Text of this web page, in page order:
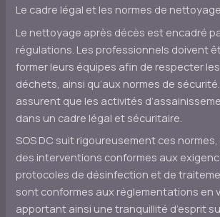
Le cadre légal et les normes de nettoyage
Le nettoyage après décès est encadré
régulations. Les professionnels doivent
former leurs équipes afin de respecter
déchets, ainsi qu’aux normes de
assurent que les activités
dans un cadre légal et sécuritaire.
SOS DC suit rigoureusement ces
des interventions conformes aux
protocoles de désinfection et de
sont conformes aux réglementations en
apportant ainsi une tranquillité d’esprit